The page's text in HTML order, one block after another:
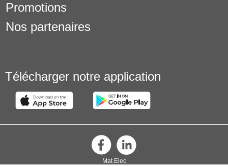
Promotions
Nos partenaires
Télécharger notre application
Mat Elec